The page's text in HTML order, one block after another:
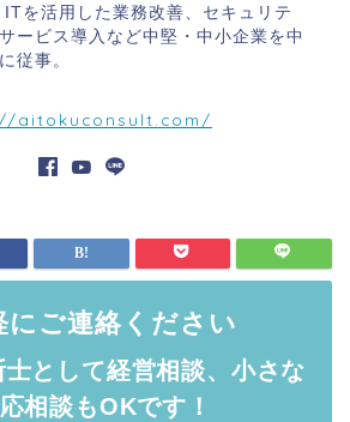
を活用した業務改善、セキュリテ
ービス導入など中堅・中小企業を中
従事。
aitokuconsult.com/
にご連絡ください
として経営相談、小さな
相談もOKです！